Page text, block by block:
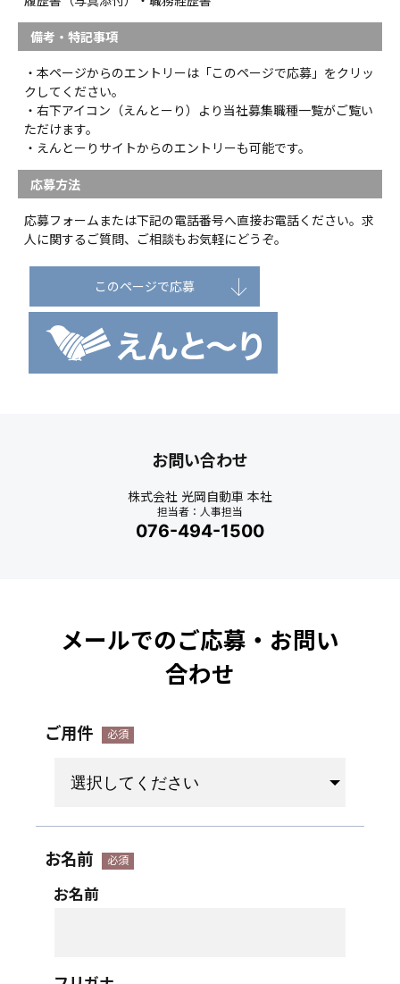
備考・特記事項
・本ページからのエントリーは「このページで応募」をクリッ
クしてください。
・右下アイコン（えんとーり）より当社募集職種一覧がご覧い
ただけます。
・えんとーりサイトからのエントリーも可能です。
応募方法
応募フォームまたは下記の電話番号へ直接お電話ください。求
人に関するご質問、ご相談もお気軽にどうぞ。
このページで応募
お問い合わせ
株式会社 光岡自動車 本社
担当者：人事担当
076-494-1500
メールでのご応募・お問い
合わせ
ご用件
お名前
お名前